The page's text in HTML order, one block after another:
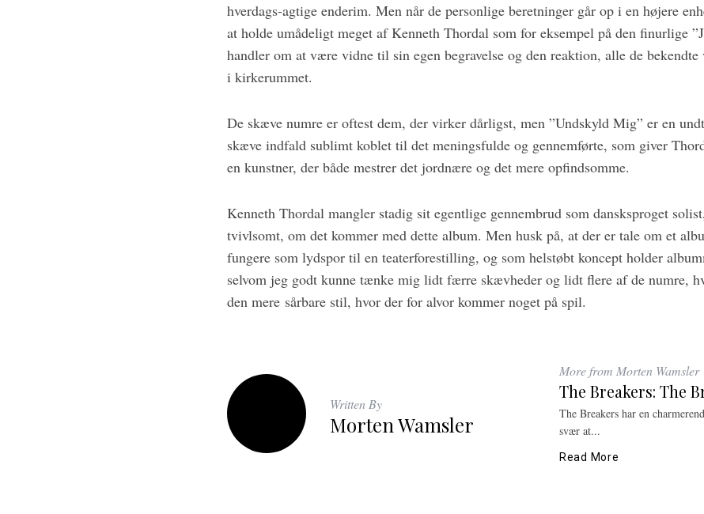
hverdags-agtige enderim. Men når de personlige beretninger går op i en højere
at holde umådeligt meget af Kenneth Thordal som for eksempel på den finurlige
handler om at være vidne til sin egen begravelse og den reaktion, alle de
i kirkerummet.
De skæve numre er oftest dem, der virker dårligst, men ”Undskyld Mig” er en
skæve indfald sublimt koblet til det meningsfulde og gennemførte, som giver
en kunstner, der både mestrer det jordnære og det mere opfindsomme.
Kenneth Thordal mangler stadig sit egentlige gennembrud som dansksproget
tvivlsomt, om det kommer med dette album. Men husk på, at der er tale om et
fungere som lydspor til en teaterforestilling, og som helstøbt koncept holder
selvom jeg godt kunne tænke mig lidt færre skævheder og lidt flere af de numre,
den mere sårbare stil, hvor der for alvor kommer noget på spil.
Written By
Morten Wamsler
More from Morten Wamsler
The Breakers: The
The Breakers har en
svær at...
Read More